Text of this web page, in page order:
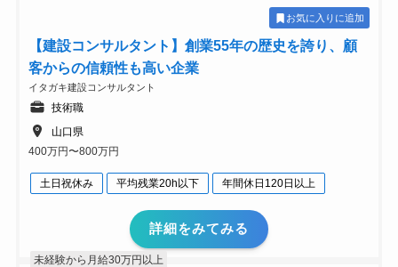
お気に入りに追加
【建設コンサルタント】創業55年の歴史を誇り、顧
客からの信頼性も高い企業
イタガキ建設コンサルタント
技術職
山口県
400万円〜800万円
土日祝休み 平均残業20h以下 年間休日120日以上
詳細をみてみる
未経験から月給30万円以上